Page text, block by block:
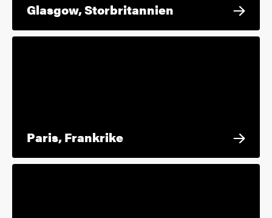
Glasgow, Storbritannien
Paris, Frankrike